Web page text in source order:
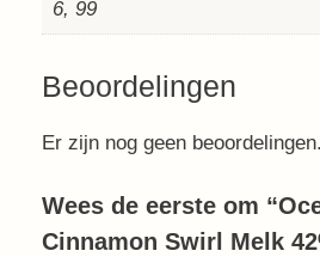
6, 99
Beoordelingen
Er zijn nog geen beoordelingen.
Wees de eerste om
Cinnamon Swirl Melk